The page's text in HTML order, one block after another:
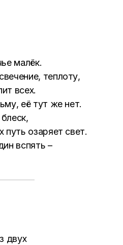
малёк.
теплоту,
всех.
её тут же нет.
путь озаряет свет.
вспять –
двух